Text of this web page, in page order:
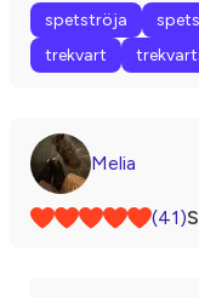
spetströja
trekvart
Melia
(41)